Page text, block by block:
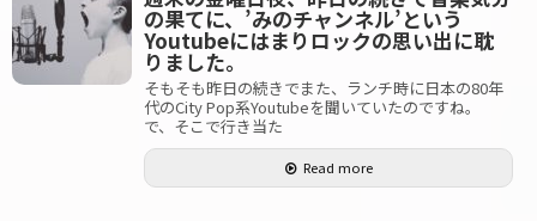
の果てに、’みのチャンネル’という
Youtubeにはまりロックの思い出に耽
りました。
そもそも昨日の続きでまた、ランチ時に日本の80年
代のCity Pop系Youtubeを聞いていたのですね。
で、そこで行き当た
Read more